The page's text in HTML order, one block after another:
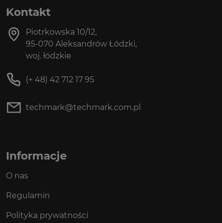
Kontakt
Piotrkowska 10/12,
95-070 Aleksandrów Łódzki,
woj. łódzkie
(+ 48) 42 712 17 95
techmark@techmark.com.pl
Informacje
O nas
Regulamin
Polityka prywatności